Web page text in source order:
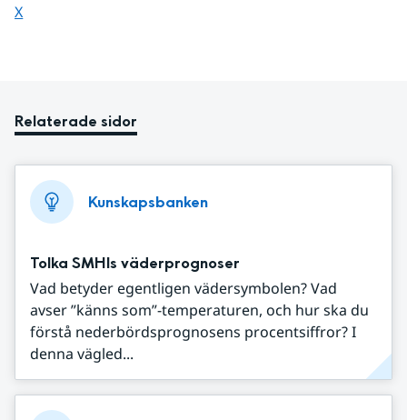
Dela sidan på
X
Relaterade sidor
Kunskapsbanken
Tolka SMHIs väderprognoser
Vad betyder egentligen vädersymbolen? Vad
avser ”känns som”-temperaturen, och hur ska du
förstå nederbördsprognosens procentsiffror? I
denna vägled...